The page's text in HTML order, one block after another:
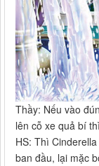
Thầy: Nếu vào
lên cỗ xe quả bí
HS: Thì
ban đầu, lại mặc